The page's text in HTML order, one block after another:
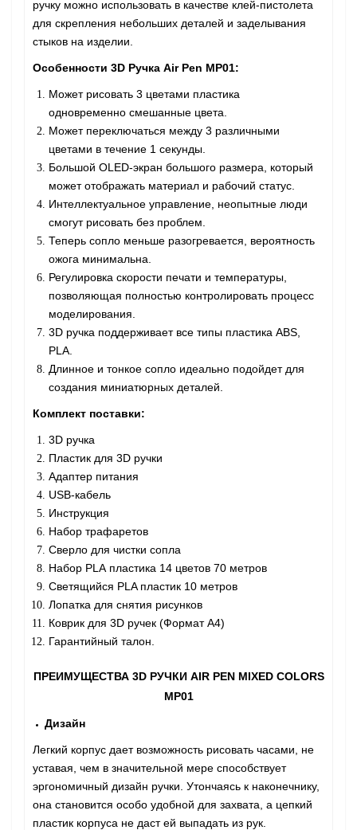
ручку можно использовать в качестве клей-пистолета
для скрепления небольших деталей и заделывания
стыков на изделии.
Особенности 3D Ручка Air Pen MP01:
Может рисовать 3 цветами пластика
одновременно смешанные цвета.
Может переключаться между 3 различными
цветами в течение 1 секунды.
Большой OLED-экран большого размера, который
может отображать материал и рабочий статус.
Интеллектуальное управление, неопытные люди
смогут рисовать без проблем.
Теперь сопло меньше разогревается, вероятность
ожога минимальна.
Регулировка скорости печати и температуры,
позволяющая полностью контролировать процесс
моделирования.
3D ручка поддерживает все типы пластика ABS,
PLA.
Длинное и тонкое сопло идеально подойдет для
создания миниатюрных деталей.
Комплект поставки:
3D ручка
Пластик для 3D ручки
Адаптер питания
USB-кабель
Инструкция
Набор трафаретов
Сверло для чистки сопла
Набор PLA пластика 14 цветов 70 метров
Светящийся PLA пластик 10 метров
Лопатка для снятия рисунков
Коврик для 3D ручек (Формат А4)
Гарантийный талон.
ПРЕИМУЩЕСТВА 3D РУЧКИ AIR PEN MIXED COLORS
MP01
Дизайн
Легкий корпус дает возможность рисовать часами, не
уставая, чем в значительной мере способствует
эргономичный дизайн ручки. Утончаясь к наконечнику,
она становится особо удобной для захвата, а цепкий
пластик корпуса не даст ей выпадать из рук.